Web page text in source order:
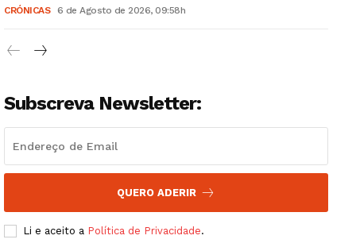
Institucional
Artigos
Edição Digital
CRÓNICAS 6 de Agosto de 2026, 09:58h
Subscreva Newsletter:
QUERO ADERIR
Li e aceito a Política de Privacidade.